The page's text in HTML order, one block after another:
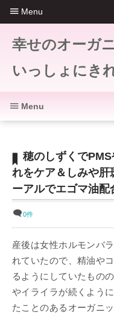
幸せのオーガ
いっしょにき
穂のしずくで
れをケア＆しみや
ーアルでエゴマ油
0件
産後は女性ホルモンバ
れていたので、精油や
るようにしていたもの
やイライラが続くよう
たことのあるオーガニ
Menu
Menu